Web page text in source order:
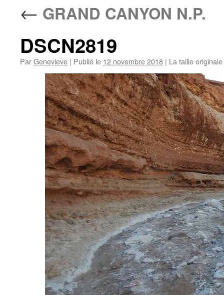
← GRAND CANYON N.P.
DSCN2819
ParGenevieve | Publié le 12 novembre 2018 | La taille